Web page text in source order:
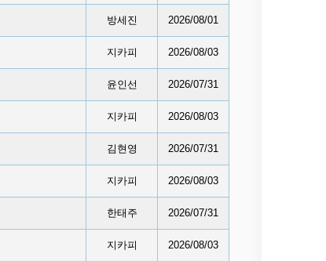
방세진 2026/08/01
지카피 2026/08/03
윤인선 2026/07/31
지카피 2026/08/03
김현영 2026/07/31
지카피 2026/08/03
한태주 2026/07/31
지카피 2026/08/03